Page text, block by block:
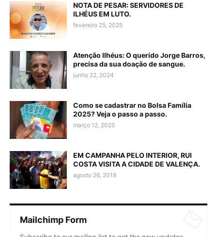
NOTA DE PESAR: SERVIDORES DE
ILHÉUS EM LUTO.
fevereiro 25, 2025
Atenção Ilhéus: O querido Jorge Barros,
precisa da sua doação de sangue.
junho 22, 2024
Como se cadastrar no Bolsa Família
2025? Veja o passo a passo.
março 12, 2025
EM CAMPANHA PELO INTERIOR, RUI
COSTA VISITA A CIDADE DE VALENÇA.
agosto 26, 2018
Mailchimp Form